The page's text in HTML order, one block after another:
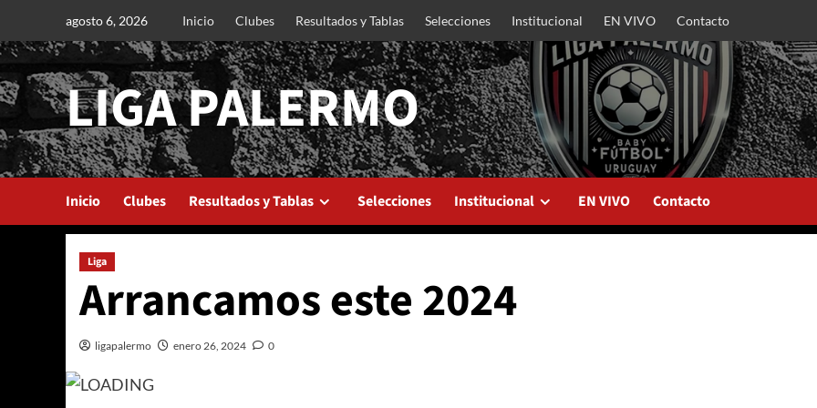
contenido
agosto 6, 2026 Inicio Clubes Resultados y Tablas Selecciones Institucional EN VIVO Contacto
LIGA PALERMO
Inicio Clubes Resultados y Tablas Selecciones Institucional EN VIVO Contacto
Liga
Arrancamos este 2024
ligapalermo enero 26, 2024 0